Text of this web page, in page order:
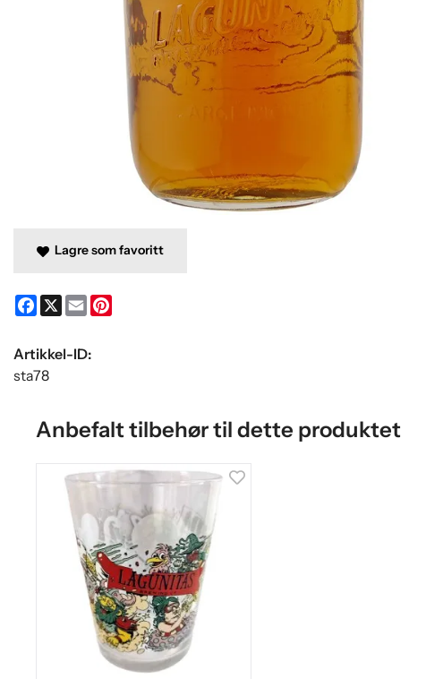
Lagre som favoritt
Facebook
X Email
Artikkel-ID:
sta78
Anbefalt tilbehør til dette produktet